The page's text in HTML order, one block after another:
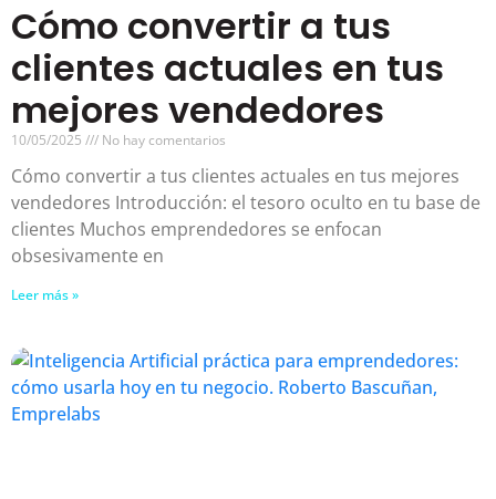
Cómo convertir a tus
clientes actuales en tus
mejores vendedores
10/05/2025 No hay comentarios
Cómo convertir a tus clientes actuales en tus mejores
vendedores Introducción: el tesoro oculto en tu base de
clientes Muchos emprendedores se enfocan
obsesivamente en
Leer más »